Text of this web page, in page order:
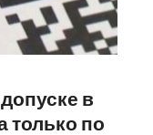
в
только по